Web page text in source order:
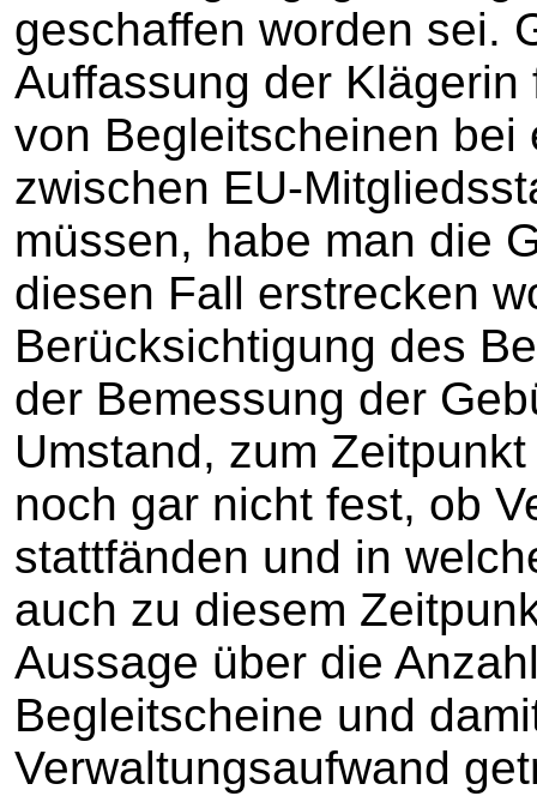
geschaffen worden sei.
Auffassung der
von Begleitscheinen bei
zwischen EU-
müssen, habe man die
diesen Fall erstrecken
Berücksichtigung des
der Bemessung der
Umstand, zum
noch gar nicht fest, ob
stattfänden und in
auch zu diesem
Aussage über die
Begleitscheine und
Verwaltungsaufwand